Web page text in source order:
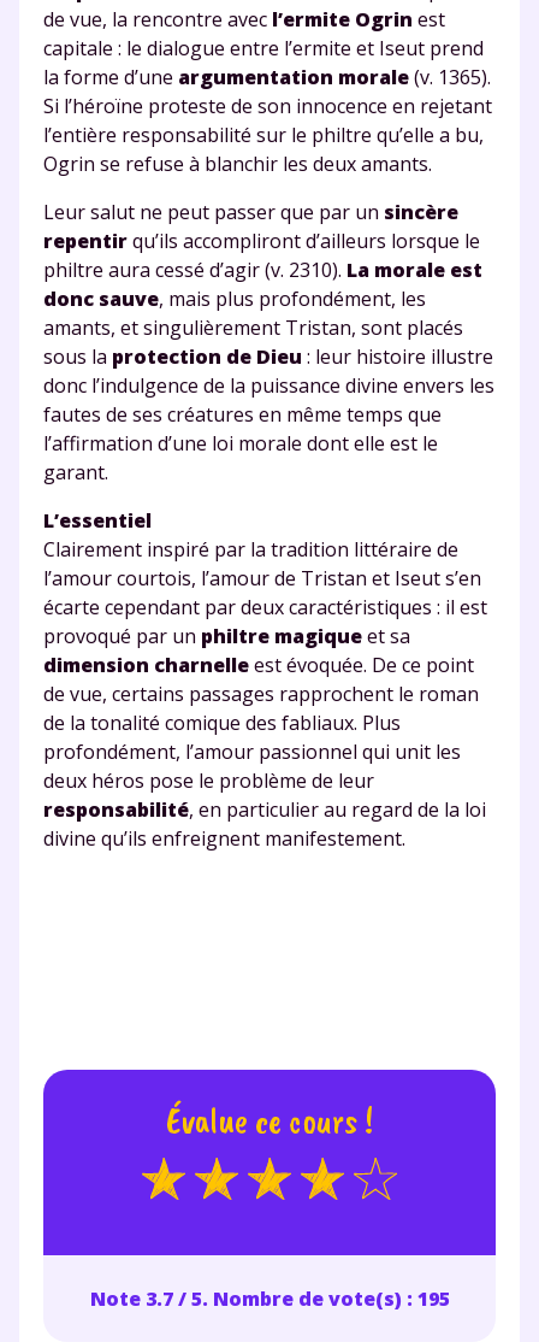
de vue, la rencontre avec l’ermite Ogrin est
capitale : le dialogue entre l’ermite et Iseut prend
la forme d’une argumentation morale(v. 1365).
Si l’héroïne proteste de son innocence en rejetant
l’entière responsabilité sur le philtre qu’elle a bu,
Ogrin se refuse à blanchir les deux amants.
Leur salut ne peut passer que par un sincère
repentirqu’ils accompliront d’ailleurs lorsque le
philtre aura cessé d’agir (v. 2310). La morale est
donc sauve, mais plus profondément, les
amants, et singulièrement Tristan, sont placés
sous la protection de Dieu : leur histoire illustre
donc l’indulgence de la puissance divine envers les
fautes de ses créatures en même temps que
l’affirmation d’une loi morale dont elle est le
garant.
L’essentiel
Clairement inspiré par la tradition littéraire de
l’amour courtois, l’amour de Tristan et Iseut s’en
écarte cependant par deux caractéristiques : il est
provoqué par un philtre magiqueet sa
dimension charnelleest évoquée. De ce point
de vue, certains passages rapprochent le roman
de la tonalité comique des fabliaux. Plus
profondément, l’amour passionnel qui unit les
deux héros pose le problème de leur
responsabilité, en particulier au regard de la loi
divine qu’ils enfreignent manifestement.
Évalue ce cours !
Note 3.7 / 5. Nombre de vote(s) : 195
Envie de progresser
et de réussir votre
année scolaire ?
Testez gratuitement
pendant 24h notre
suivre les progrès
Tout le programme scolaire du CP à
la Terminale
Des profs expérimentés disponibles
à la demande par tchat, audio ou